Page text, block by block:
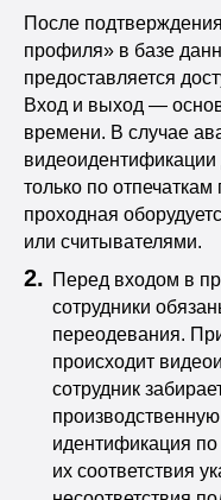
После
профиля» в базе
предоставляется
Вход и выход —
времени. В случае
видеоидентификации
только по
проходная
или считывателями.
Перед входом в
сотрудники
переодевания.
происходит
сотрудник
идентификация по
их соответствия